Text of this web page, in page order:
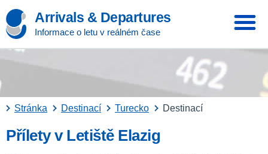
Arrivals & Departures
Informace o letu v reálném čase
Stránka Destinací Turecko Destinací
Přílety v Letiště Elazig